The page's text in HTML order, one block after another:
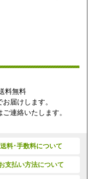
料無料
届けします。
連絡いたします。
送料･手数料について
支払い方法について